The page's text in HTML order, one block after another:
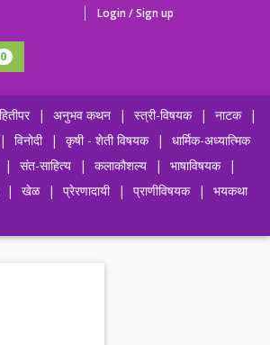
Login / Sign up
0
| अनुभव कथन | स्त्री-विषयक | नाटक
|
| विनोदी | कृषी - शेती विषयक |
धार्मिक-अध्यात्मिक
| संत-साहित्य | कलाकौशल्य | भाषाविषयक
|
| खेळ | प्रेरणादायी | प्राणीविषयक |
भयकथा